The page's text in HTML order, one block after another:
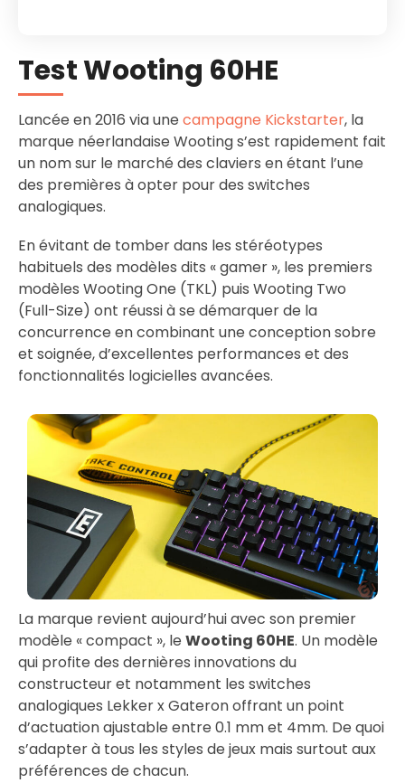
Test Wooting 60HE
Lancée en 2016 via une campagne Kickstarter, la
marque néerlandaise Wooting s’est rapidement fait
un nom sur le marché des claviers en étant l’une
des premières à opter pour des switches
analogiques.
En évitant de tomber dans les stéréotypes
habituels des modèles dits « gamer », les premiers
modèles Wooting One (TKL) puis Wooting Two
(Full-Size) ont réussi à se démarquer de la
concurrence en combinant une conception sobre
et soignée, d’excellentes performances et des
fonctionnalités logicielles avancées.
La marque revient aujourd’hui avec son premier
modèle « compact », le Wooting 60HE. Un modèle
qui profite des dernières innovations du
constructeur et notamment les switches
analogiques Lekker x Gateron offrant un point
d’actuation ajustable entre 0.1 mm et 4mm. De quoi
s’adapter à tous les styles de jeux mais surtout aux
préférences de chacun.